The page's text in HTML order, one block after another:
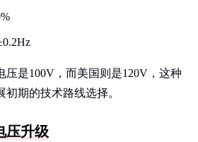
压是100V，而美国则是120V，这种
期的技术路线选择。
压升级